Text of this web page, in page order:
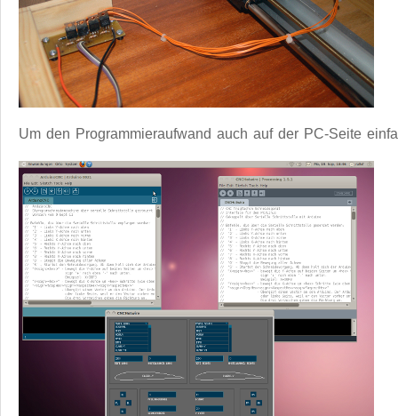
Um den Programmieraufwand auch auf der PC-Seite